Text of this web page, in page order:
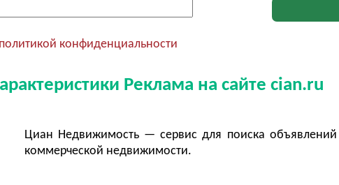
политикой конфиденциальности
Реклама на сайте cian.ru
Циан Недвижимость — сервис для поиска
коммерческой недвижимости.